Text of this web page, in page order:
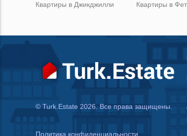
Квартиры в Джикджилли
Квартиры в
© Turk.Estate 2026. Все права защищены.
Политика конфиденциальности